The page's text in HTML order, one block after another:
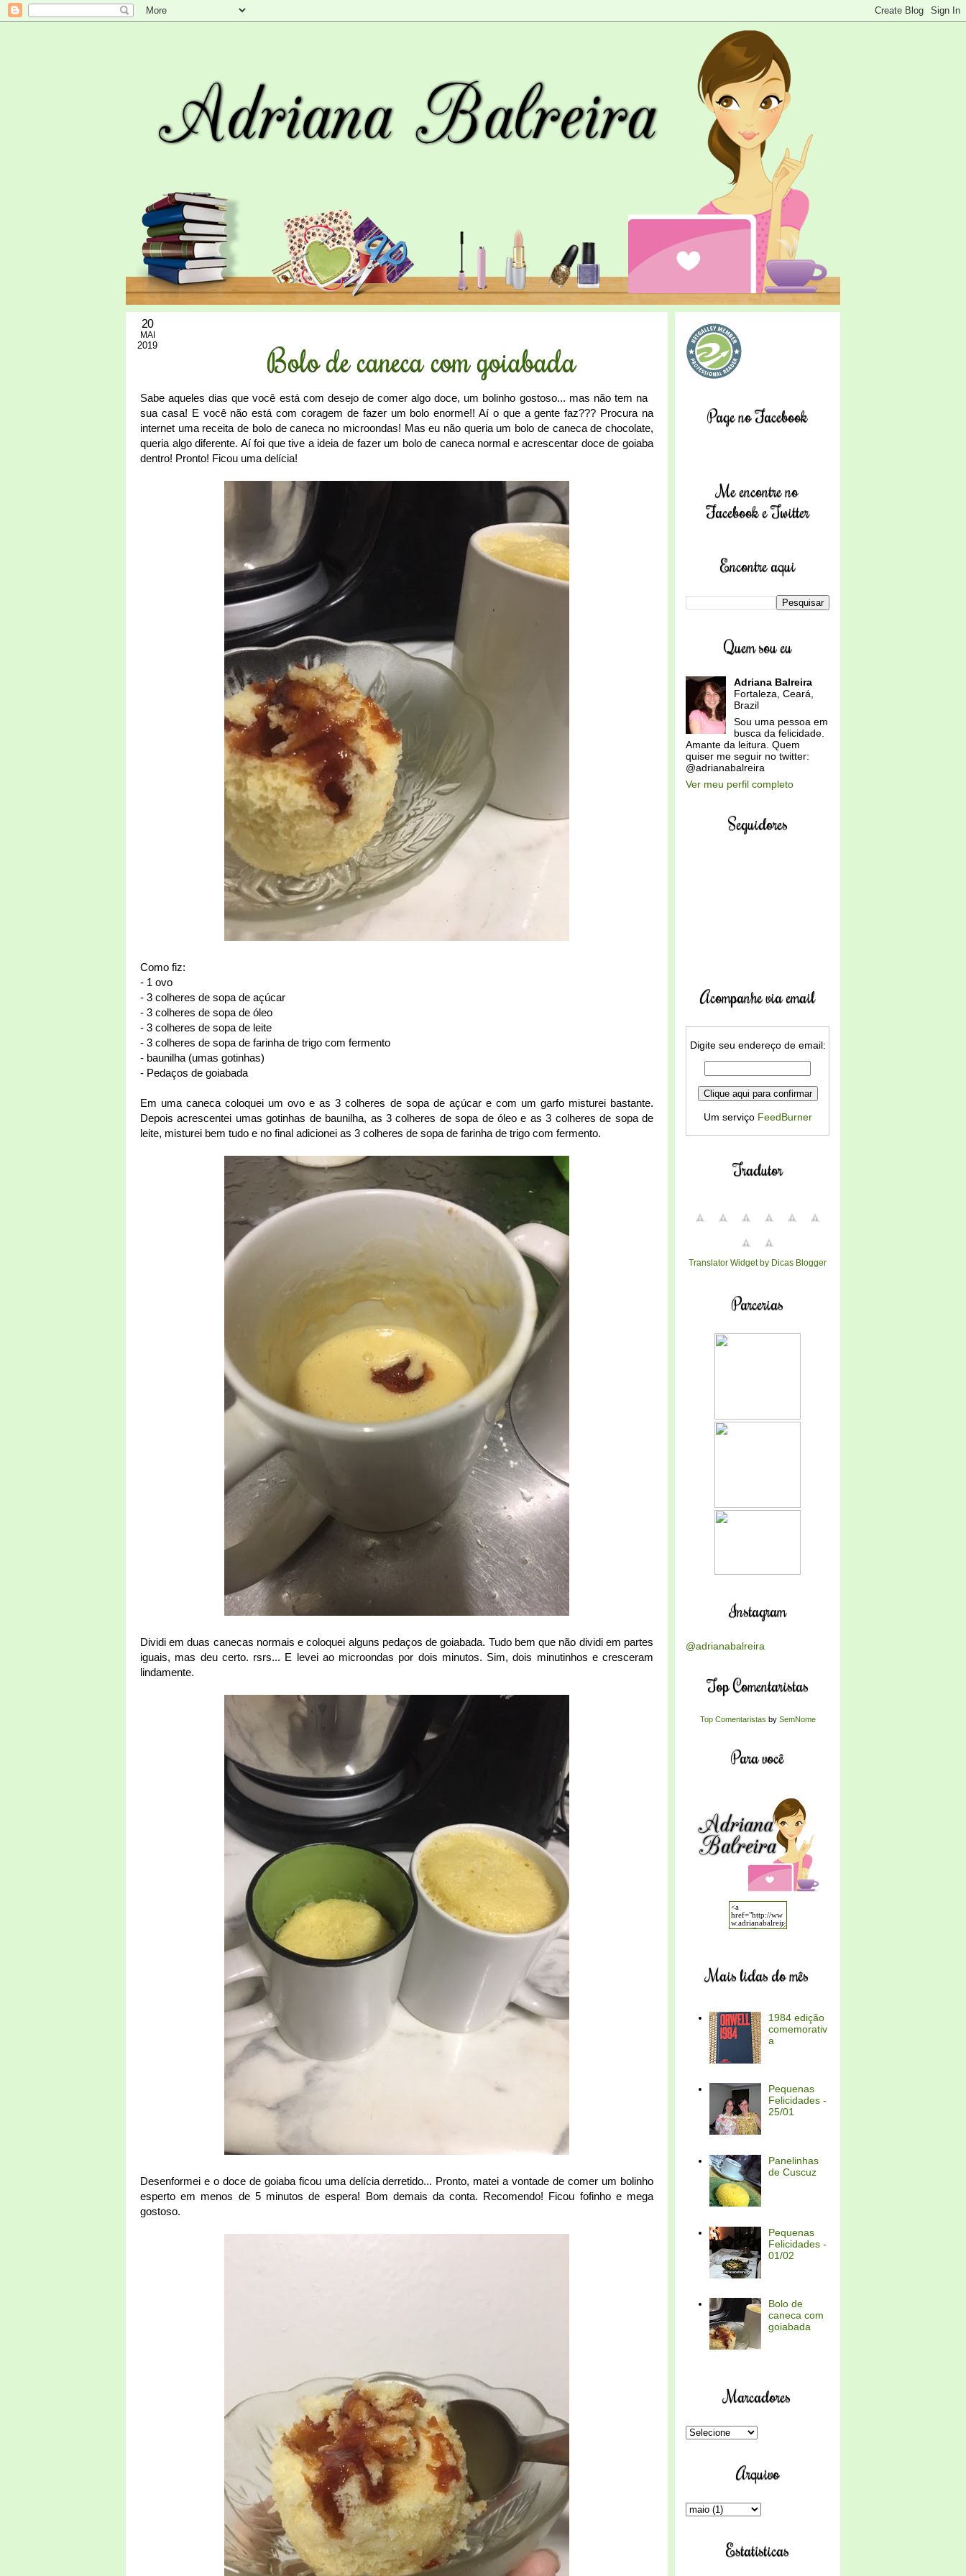
20
MAI
2019 Bolo de caneca com goiabada
Sabe aqueles dias que você está com desejo de comer algo doce, um bolinho gostoso... mas não tem na
sua casa! E você não está com coragem de fazer um bolo enorme!! Aí o que a gente faz??? Procura na
internet uma receita de bolo de caneca no microondas! Mas eu não queria um bolo de caneca de chocolate,
queria algo diferente. Aí foi que tive a ideia de fazer um bolo de caneca normal e acrescentar doce de goiaba
dentro! Pronto! Ficou uma delícia!
Como fiz:
- 1 ovo
- 3 colheres de sopa de açúcar
- 3 colheres de sopa de óleo
- 3 colheres de sopa de leite
- 3 colheres de sopa de farinha de trigo com fermento
- baunilha (umas gotinhas)
- Pedaços de goiabada
Em uma caneca coloquei um ovo e as 3 colheres de sopa de açúcar e com um garfo misturei bastante.
Depois acrescentei umas gotinhas de baunilha, as 3 colheres de sopa de óleo e as 3 colheres de sopa de
leite, misturei bem tudo e no final adicionei as 3 colheres de sopa de farinha de trigo com fermento.
Dividi em duas canecas normais e coloquei alguns pedaços de goiabada. Tudo bem que não dividi em partes
iguais, mas deu certo. rsrs... E levei ao microondas por dois minutos. Sim, dois minutinhos e cresceram
lindamente.
Desenformei e o doce de goiaba ficou uma delícia derretido... Pronto, matei a vontade de comer um bolinho
esperto em menos de 5 minutos de espera! Bom demais da conta. Recomendo! Ficou fofinho e mega
gostoso.
Page no Facebook
Me encontre no
Facebook e Twitter
Encontre aqui
Quem sou eu
Adriana Balreira
Fortaleza, Ceará,
Brazil
Sou uma pessoa em
busca da felicidade.
Amante da leitura. Quem
quiser me seguir no twitter:
@adrianabalreira
Ver meu perfil completo
Seguidores
Acompanhe via email
Digite seu endereço de email:
Um serviço FeedBurner
Tradutor
Translator Widget by Dicas Blogger
Parcerias
Instagram
@adrianabalreira
Top Comentaristas
Top Comentaristas by SemNome
Para você
Mais lidas do mês
1984 edição
comemorativ
a
Pequenas
Felicidades -
25/01
Panelinhas
de Cuscuz
Pequenas
Felicidades -
01/02
Bolo de
caneca com
goiabada
Marcadores
Arquivo
Estatísticas